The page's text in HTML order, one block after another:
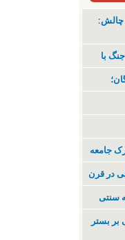
چالش:
با
جامعه
در قرن
سنتی
بستر